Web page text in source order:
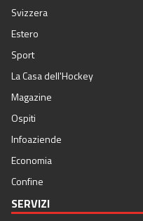
Svizzera
Estero
Sport
La Casa dell'Hockey
Magazine
Ospiti
Infoaziende
Economia
Confine
SERVIZI